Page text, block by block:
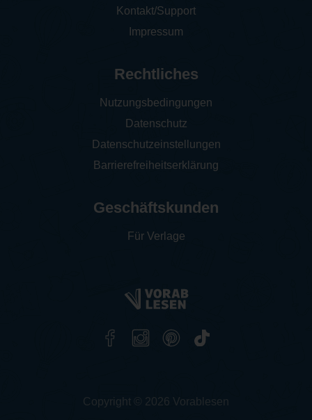
Kontakt/Support
Impressum
Rechtliches
Nutzungsbedingungen
Datenschutz
Datenschutzeinstellungen
Barrierefreiheitserklärung
Geschäftskunden
Für Verlage
Copyright © 2026 Vorablesen